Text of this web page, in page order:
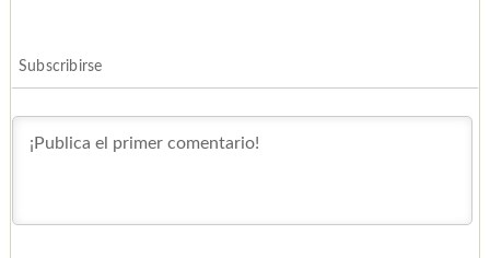
Subscribirse